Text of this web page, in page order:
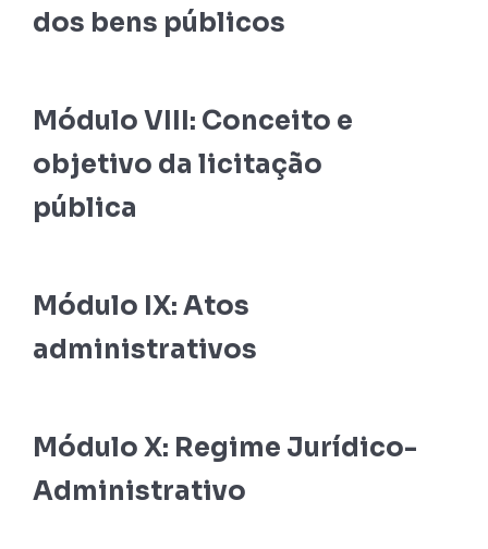
dos bens públicos
Módulo VIII: Conceito e
objetivo da licitação
pública
Módulo IX: Atos
administrativos
Módulo X: Regime Jurídico-
Administrativo